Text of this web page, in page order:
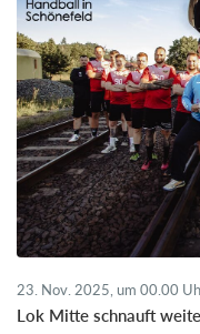
23. Nov. 2025, um 00.00
Lok Mitte schnauft